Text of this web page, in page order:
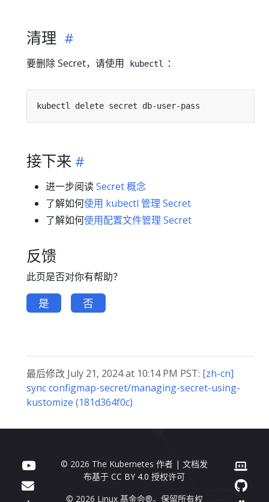
清理
要删除 Secret，请使用 kubectl ：
接下来
进一步阅读Secret 概念
了解如何使用 kubectl 管理 Secret
了解如何使用配置文件管理 Secret
反馈
此页是否对你有帮助？
是 否
最后修改 July 21, 2024 at 10:14 PM PST: [zh-cn]
sync configmap-secret/managing-secret-using-
kustomize (181d364f0c)
© 2026 The Kubernetes 作者 | 文档发
布基于CC BY 4.0 授权许可
© 2026 Linux 基金会®。保留所有权